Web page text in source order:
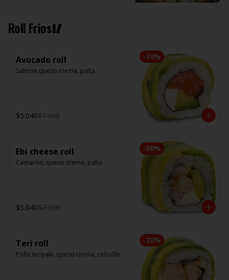
Roll Frios🥢
-30%
Avocado roll
Salmon,queso crema, palta
$5.040$7.200
-30%
Ebi cheese roll
Camarón, queso crema, palta
$5.040$7.200
-30%
Teri roll
Pollo teriyaki, queso crema, cebollín